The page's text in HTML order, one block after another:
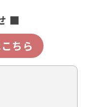
■
ちら